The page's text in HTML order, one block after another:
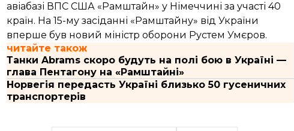
авіабазі ВПС США «Рамштайн» у Німеччині за участі 40
країн. На 15-му засіданні «Рамштайну» від України
вперше був новий міністр оборони Рустем Умєров.
читайте також
Танки Abrams скоро будуть на полі бою в Україні —
глава Пентагону на «Рамштайні»
Норвегія передасть Україні близько 50 гусеничних
транспортерів